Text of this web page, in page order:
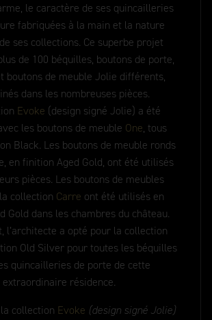
le caractère de ses quincailleries
fabriquées à la main et la nature
ses collections. Ce superbe projet
de 100 béquilles, boutons de porte,
boutons de meuble Jolie différents,
dans les nombreuses pièces.
Evoke (design signé Jolie) a été
les boutons de meuble One, tous
Black. Les boutons de meuble ronds
en finition Aged Gold, ont été utilisés
pièces. Les boutons de meubles
collection Carre ont été utilisés en
Gold dans les chambres du château.
l’architecte a opté pour la collection
Old Silver pour toutes les béquilles
quincailleries de porte de cette
extraordinaire résidence.
collection Evoke (design signé Jolie)